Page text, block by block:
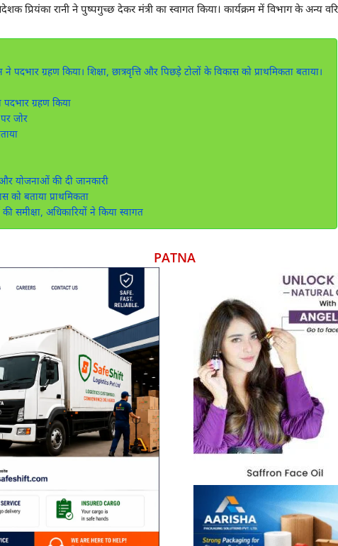
प्रियंका रानी ने पुष्पगुच्छ देकर मंत्री का स्वागत किया। कार्यक्रम में विभाग के अन्य
पदभार ग्रहण किया। शिक्षा, छात्रवृत्ति और पिछड़े टोलों के विकास को प्राथमिकता बताया।
ग्रहण किया
जोर
योजनाओं की दी जानकारी
को बताया प्राथमिकता
समीक्षा, अधिकारियों ने किया स्वागत
PATNA